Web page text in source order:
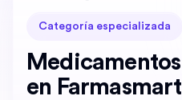
Categoría especializada
en Farmasmart